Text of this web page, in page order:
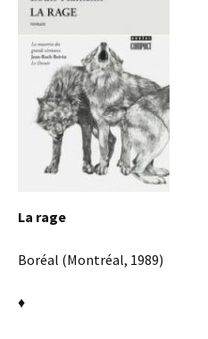
La rage
Boréal (Montréal, 1989)
♦